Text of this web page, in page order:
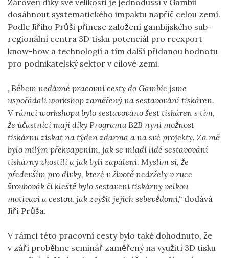
dosáhnout systematického impaktu napříč celou zemí.
Podle Jiřího Průši přinese založení gambijského sub-
regionální centra 3D tisku potenciál pro reexport
know-how a technologií a tím další přidanou hodnotu
pro podnikatelský sektor v cílové zemi.
„Během nedávné pracovní cesty do Gambie jsme
uspořádali workshop zaměřený na sestavování tiskáren.
V rámci workshopu bylo sestavováno šest tiskáren s tím,
že účastníci mají díky Programu B2B nyní možnost
tiskárnu získat na týden zdarma a na své projekty. Za mě
bylo milým překvapením, jak se mladí lidé sestavování
tiskárny zhostili a jak byli zapálení. Myslím si, že
především pro dívky, které v životě nedržely v ruce
šroubovák či kleště bylo sestavení tiskárny velkou
motivací a cestou, jak zvýšit jejich sebevědomí,“ dodává
Jiří Průša.
V rámci této pracovní cesty bylo také dohodnuto, že
v září proběhne seminář zaměřený na využití 3D tisku